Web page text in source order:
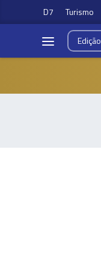
D7 Turismo
Edição